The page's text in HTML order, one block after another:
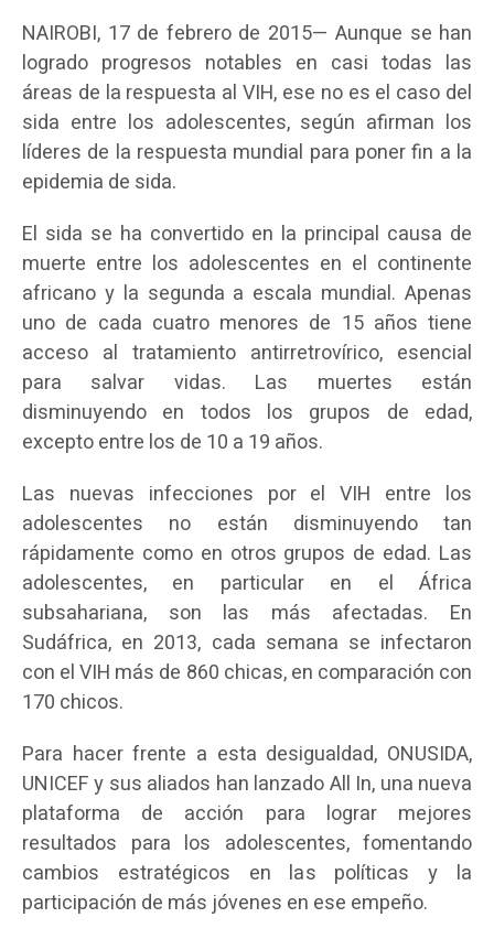
NAIROBI, 17 de febrero de 2015— Aunque se han
logrado progresos notables en casi todas las
áreas de la respuesta al VIH, ese no es el caso del
sida entre los adolescentes, según afirman los
líderes de la respuesta mundial para poner fin a la
epidemia de sida.
El sida se ha convertido en la principal causa de
muerte entre los adolescentes en el continente
africano y la segunda a escala mundial. Apenas
uno de cada cuatro menores de 15 años tiene
acceso al tratamiento antirretrovírico, esencial
para salvar vidas. Las muertes están
disminuyendo en todos los grupos de edad,
excepto entre los de 10 a 19 años.
Las nuevas infecciones por el VIH entre los
adolescentes no están disminuyendo tan
rápidamente como en otros grupos de edad. Las
adolescentes, en particular en el África
subsahariana, son las más afectadas. En
Sudáfrica, en 2013, cada semana se infectaron
con el VIH más de 860 chicas, en comparación con
170 chicos.
Para hacer frente a esta desigualdad, ONUSIDA,
UNICEF y sus aliados han lanzado All In, una nueva
plataforma de acción para lograr mejores
resultados para los adolescentes, fomentando
cambios estratégicos en las políticas y la
participación de más jóvenes en ese empeño.